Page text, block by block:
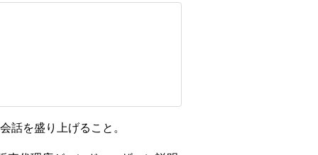
話を盛り上げること。